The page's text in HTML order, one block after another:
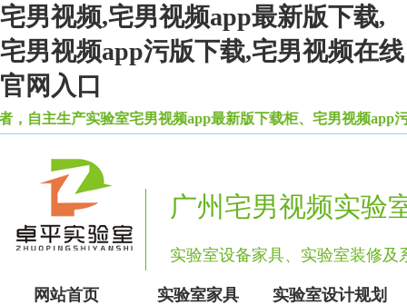
宅男视频,宅男视频app最新版下载,
宅男视频app污版下载,宅男视频在线
官网入口
主生产实验室宅男视频app最新版下载柜、宅男视频app污
广州宅男视频实验
实验室设备家具、实验室装修
网站首页 实验室家具 实验室设计规划